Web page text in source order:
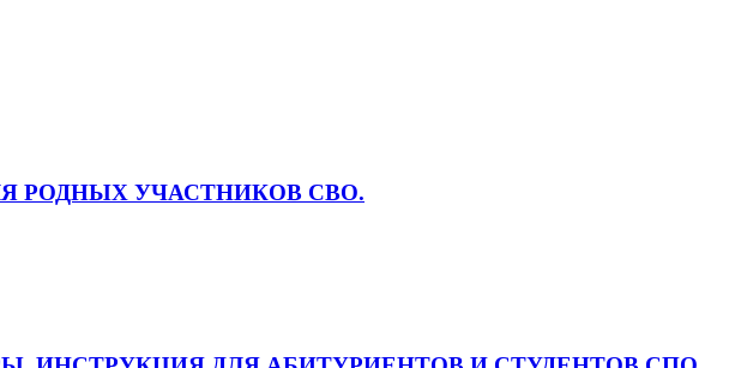
РОДНЫХ УЧАСТНИКОВ СВО.